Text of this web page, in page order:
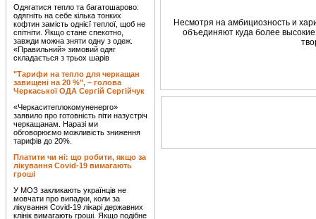
Одягатися тепло та багатошарово:
одягніть на себе кілька тонких
кофтин замість однієї теплої, щоб не
спітніти. Якщо стане спекотно,
завжди можна зняти одну з одеж.
«Правильний» зимовий одяг
складається з трьох шарів
"Тарифи на тепло для черкащан
завищені на 20 %", – голова
Черкаської ОДА Сергій Сергійчук
«Черкаситеплокомуненерго»
заявило про готовність піти назустріч
черкащанам. Наразі ми
обговорюємо можливість зниження
тарифів до 20%.
Платити чи ні: що робити, якщо за
лікування Covid-19 вимагають
гроші
У МОЗ закликають українців не
мовчати про випадки, коли за
лікування Covid-19 лікарі державних
клінік вимагають гроші. Якщо подібне
Несмотря на амбициозность и
объединяют куда более